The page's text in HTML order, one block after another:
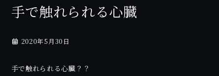
手で触れられる心臓
2020年5月30日
手で触れられる心臓？？